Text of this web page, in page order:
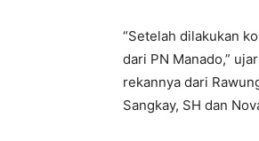
“Setelah dilakukan
dari PN Manado,”
rekannya dari
Sangkay, SH dan